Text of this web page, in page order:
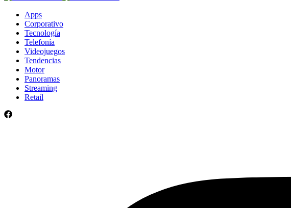
Apps
Corporativo
Tecnología
Telefonía
Videojuegos
Tendencias
Motor
Panoramas
Streaming
Retail